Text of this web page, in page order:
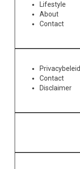
Lifestyle
About
Contact
Privacybeleid
Contact
Disclaimer